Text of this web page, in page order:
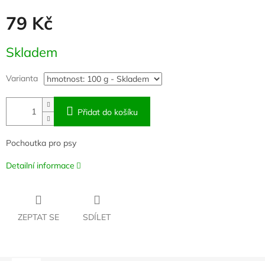
79 Kč
cena:
Skladem
Varianta
Přidat do košíku
Pochoutka pro psy
Detailní informace
ZEPTAT SE SDÍLET